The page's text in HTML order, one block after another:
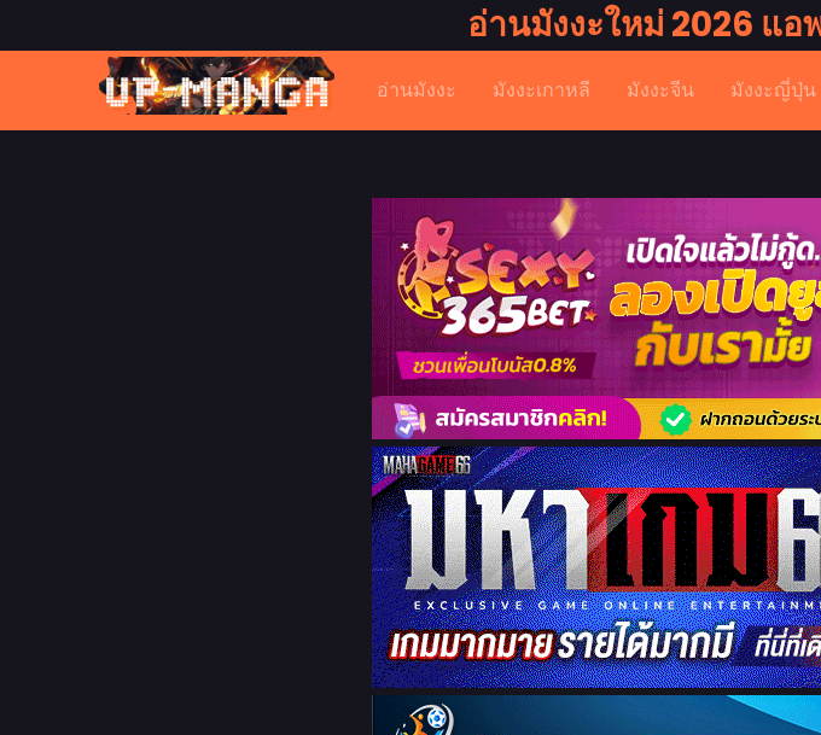
อ่านมังงะใหม่ 2026 แ
อ่านมังงะ มังงะเกาหลี มังงะจีน มังงะญี่ปุ่น